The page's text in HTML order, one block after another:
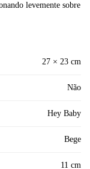
levemente sobre
27 × 23 cm
Não
Hey Baby
Bege
11 cm